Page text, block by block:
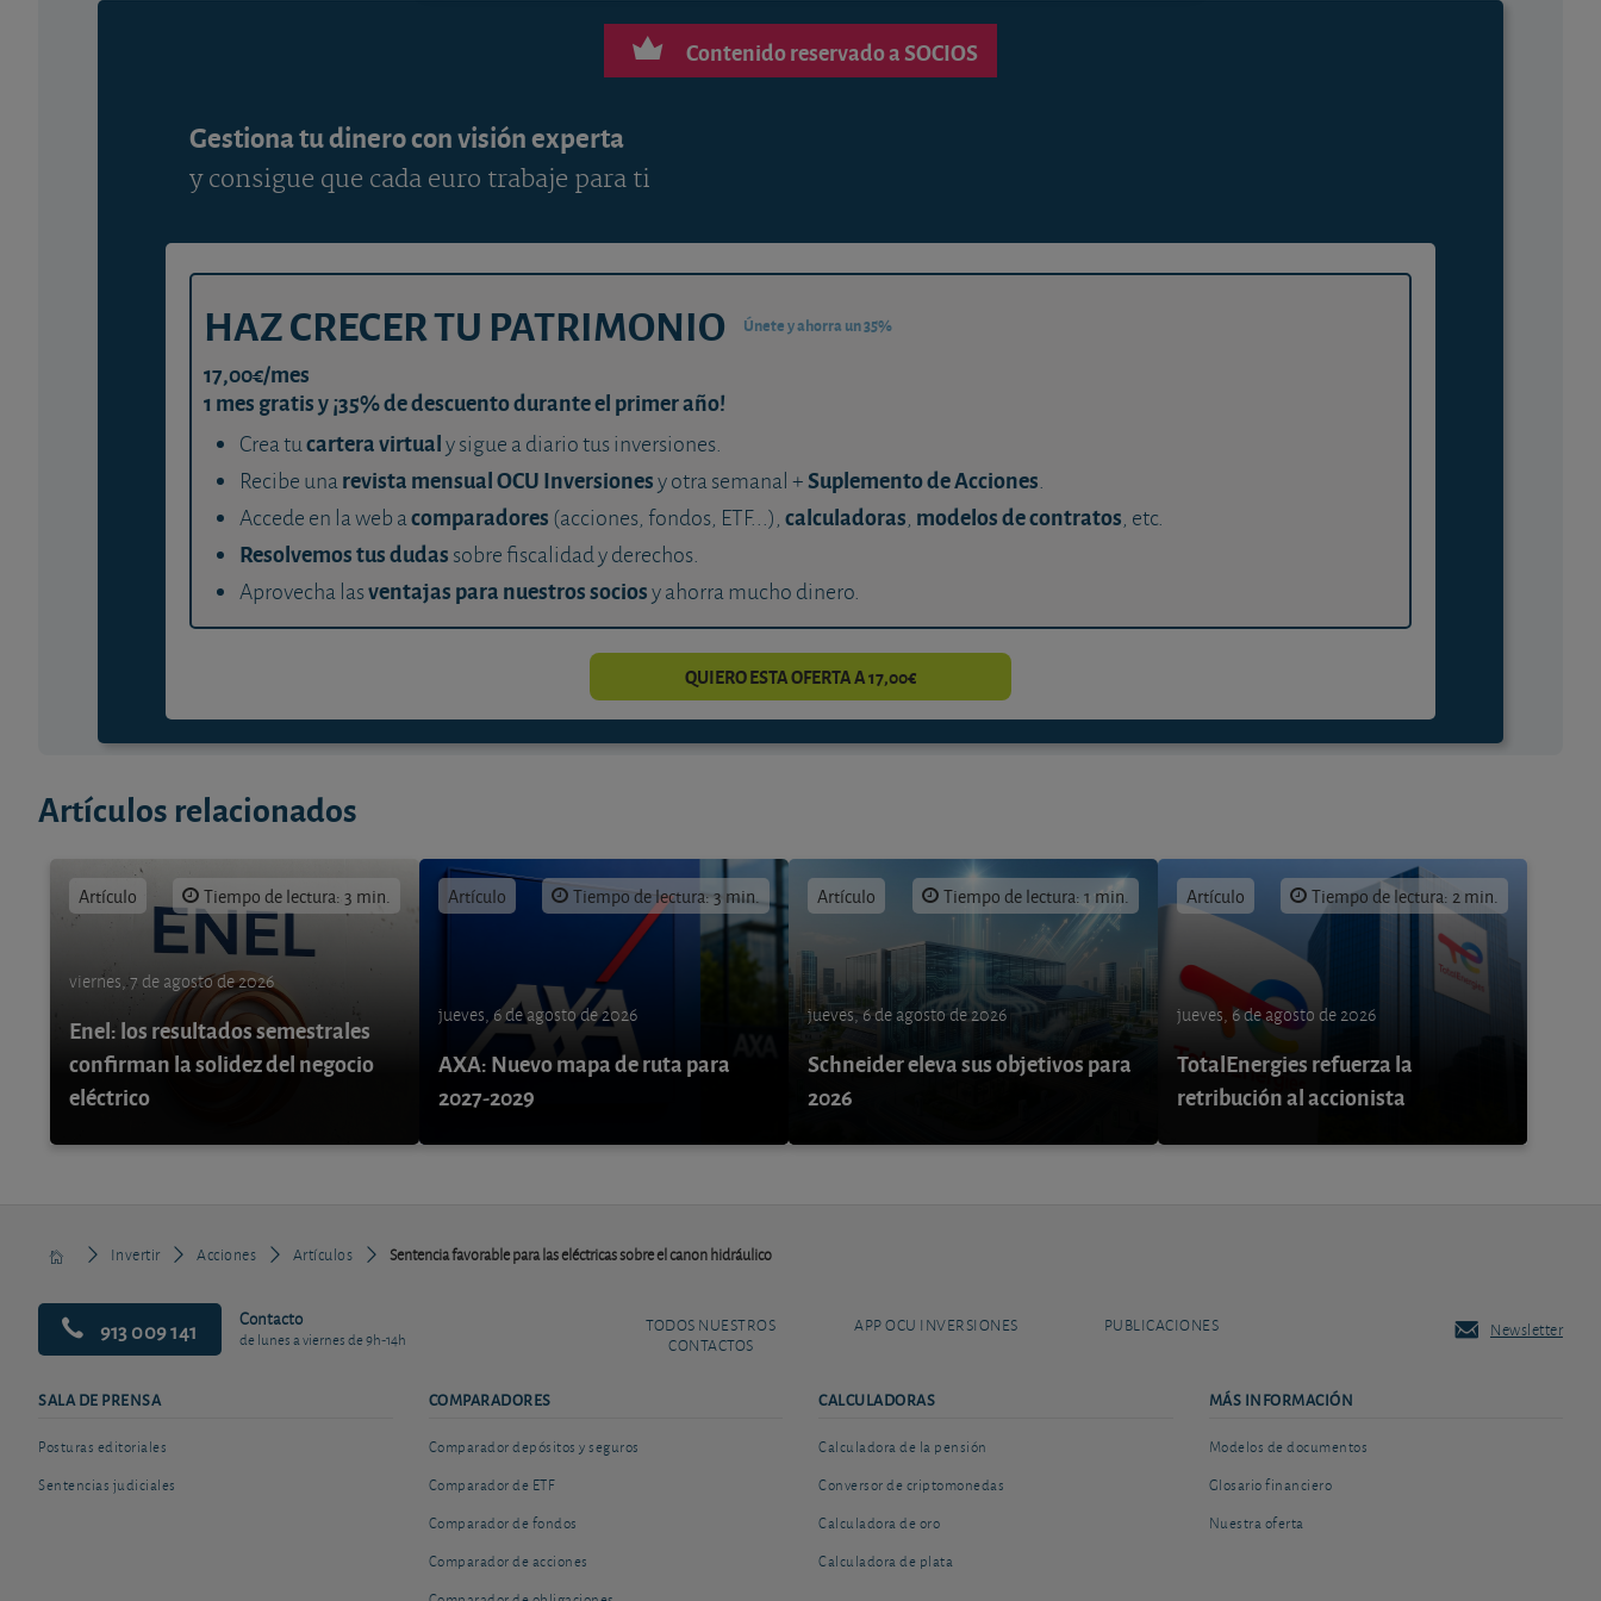
Contenido reservado a SOCIOS
Gestiona tu dinero con visión experta
y consigue que cada euro trabaje para ti
HAZ CRECER TU PATRIMONIO Únete y ahorra un 35%
17,00€/mes
1 mes gratis y ¡35% de descuento durante el primer año!
Crea tucartera virtualy sigue a diario tus inversiones.
Recibe unarevista mensual OCU Inversionesy otra semanal +Suplemento de Acciones.
Accede en la web acomparadores (acciones, fondos, ETF...), calculadoras, modelos de contratos, etc.
Resolvemos tus dudas sobre fiscalidad y derechos.
Aprovecha lasventajas para nuestros sociosy ahorra mucho dinero.
QUIERO ESTA OFERTA A 17,00€
Artículos relacionados
Artículo Tiempo de lectura: 3 min.
viernes, 7 de agosto de 2026
Enel: los resultados semestrales
confirman la solidez del negocio
eléctrico
Artículo Tiempo de lectura: 3 min.
jueves, 6 de agosto de 2026
AXA: Nuevo mapa de ruta para
2027-2029
Artículo Tiempo de lectura: 1 min.
jueves, 6 de agosto de 2026
Schneider eleva sus objetivos para
2026
Artículo Tiempo de lectura: 2 min.
jueves, 6 de agosto de 2026
TotalEnergies refuerza la
retribución al accionista
Invertir Acciones Artículos Sentencia favorable para las eléctricas sobre el canon hidráulico
913 009 141 Contacto
de lunes a viernes de 9h-14h
TODOS NUESTROS
CONTACTOS
APP OCU INVERSIONES PUBLICACIONES Newsletter
SALA DE PRENSA
Posturas editoriales
Sentencias judiciales
COMPARADORES
Comparador depósitos y seguros
Comparador de ETF
Comparador de fondos
Comparador de acciones
CALCULADORAS
Calculadora de la pensión
Conversor de criptomonedas
Calculadora de oro
Calculadora de plata
MÁS INFORMACIÓN
Modelos de documentos
Glosario financiero
Nuestra oferta